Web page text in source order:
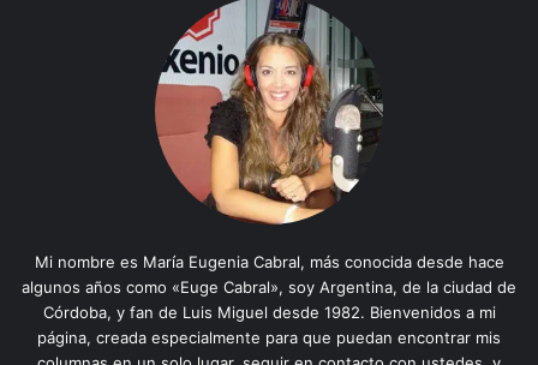
Mi nombre es María Eugenia Cabral, más conocida desde hace
algunos años como «Euge Cabral», soy Argentina, de la ciudad de
Córdoba, y fan de Luis Miguel desde 1982. Bienvenidos a mi
página, creada especialmente para que puedan encontrar mis